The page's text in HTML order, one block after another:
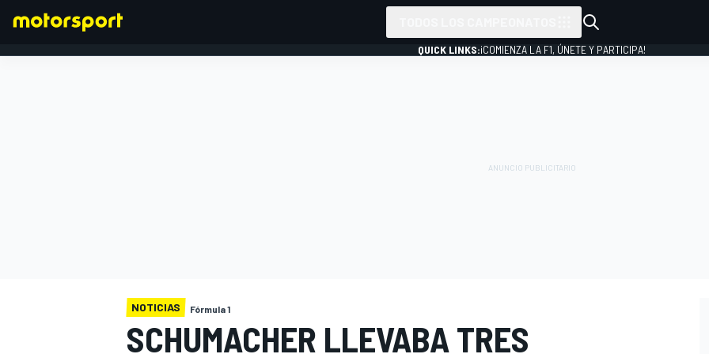
QUICK LINKS:¡COMIENZA LA F1, ÚNETE Y PARTICIPA!
NOTICIAS Fórmula 1
SCHUMACHER LLEVABA TRES